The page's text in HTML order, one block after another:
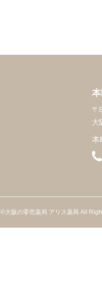
〒
大
本
©大阪の零売薬局 アリス薬局 All